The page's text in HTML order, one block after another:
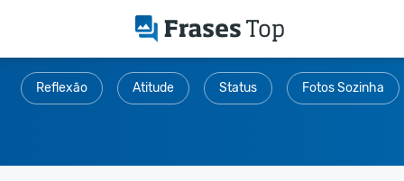
Reflexão Atitude Status Fotos Sozinha